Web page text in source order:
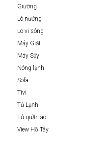
Giường
Lò nướng
Lo vi sóng
Máy Giặt
Máy Sấy
Nóng lạnh
Sofa
Tivi
Tủ Lạnh
Tủ quần áo
View Hồ Tây